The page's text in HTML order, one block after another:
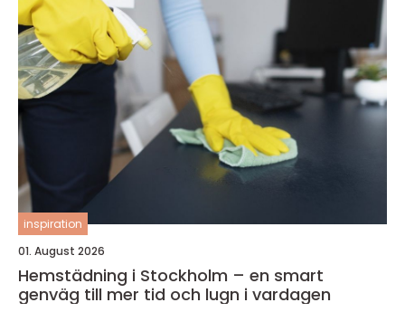
inspiration
01. August 2026
Hemstädning i Stockholm – en smart
genväg till mer tid och lugn i vardagen